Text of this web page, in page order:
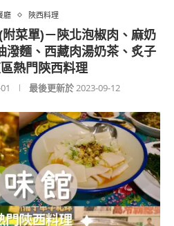
廳 陜西料理
附菜單)－陝北泡椒肉、麻奶
潑麵、西藏肉湯奶茶、炙子
熱門陝西料理
最後更新於2023-09-12